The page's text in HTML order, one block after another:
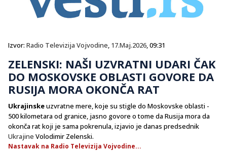
Izvor: Radio Televizija Vojvodine, 17.Maj.2026, 09:31
ZELENSKI: NAŠI UZVRATNI UDARI ČAK
DO MOSKOVSKE OBLASTI GOVORE DA
RUSIJA MORA OKONČA RAT
Ukrajinskeuzvratne mere, koje su stigle do Moskovske oblasti -
500 kilometara od granice, jasno govore o tome da Rusija mora da
okonča rat koji je sama pokrenula, izjavio je danas predsednik
Ukrajine Volodimir Zelenski.
Nastavak na Radio Televizija Vojvodine...